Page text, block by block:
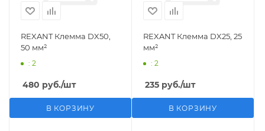
REXANT Клемма DX50,
50 мм²
: 2
480 руб./шт
В КОРЗИНУ
REXANT Клемма DX25, 25
мм²
: 2
235 руб./шт
В КОРЗИНУ